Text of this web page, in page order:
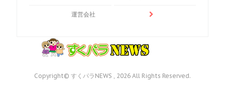
運営会社
Copyright© すくパラNEWS , 2026 All Rights Reserved.